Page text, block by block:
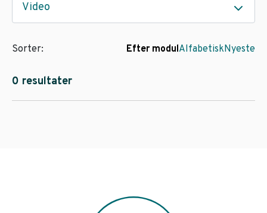
Video
0 resultater
Sorter: Efter modulAlfabetiskNyeste